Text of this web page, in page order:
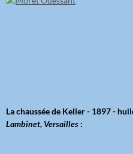
La chaussée de Keller - 1897 -
Lambinet, Versailles :